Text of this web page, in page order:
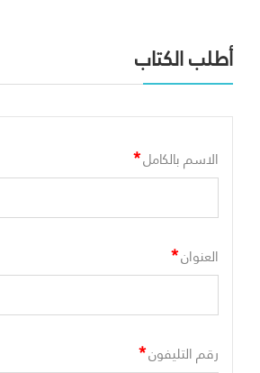
أطلب الكتاب
الاسم بالكامل*
العنوان*
رقم التليفون*